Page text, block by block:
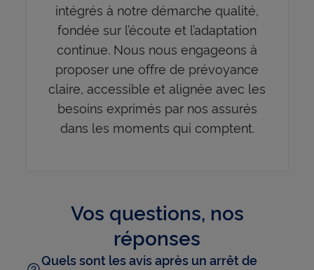
intégrés à notre démarche qualité,
fondée sur l’écoute et l’adaptation
continue. Nous nous engageons à
proposer une offre de prévoyance
claire, accessible et alignée avec les
besoins exprimés par nos assurés
dans les moments qui comptent.
Vos questions, nos
réponses
Quels sont les avis après un arrêt de